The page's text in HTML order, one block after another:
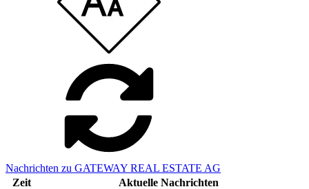
Nachrichten zu GATEWAY REAL ESTATE AG
Zeit
Aktuelle Nachrichten